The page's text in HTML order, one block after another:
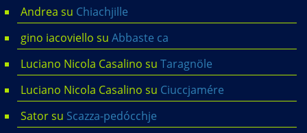
Andrea su Chiachjille
gino iacoviello su Abbaste ca
Luciano Nicola Casalino su Taragnöle
Luciano Nicola Casalino su Ciuccjamére
Satorsu Scazza-pedócchje